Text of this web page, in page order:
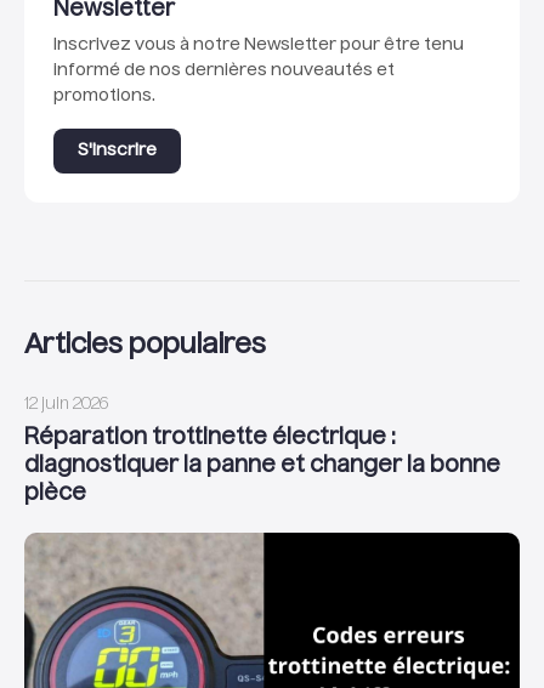
Newsletter
Inscrivez vous à notre Newsletter pour être tenu
informé de nos dernières nouveautés et
promotions.
S'inscrire
Articles populaires
12 juin 2026
Réparation trottinette électrique :
diagnostiquer la panne et changer la bonne
pièce